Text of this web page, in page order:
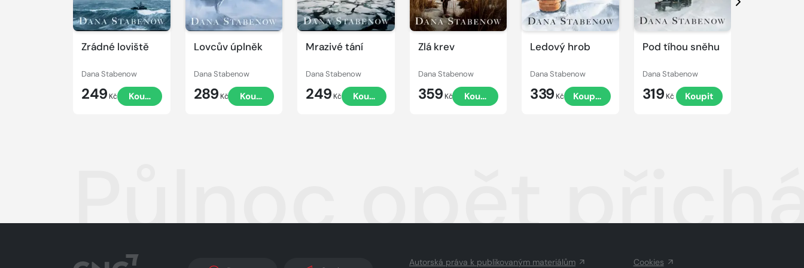
Zrádné loviště
Dana Stabenow
249 Kč Koupit
Lovcův úplněk
Dana Stabenow
289 Kč Koupit
Mrazivé tání
Dana Stabenow
249 Kč Koupit
Zlá krev
Dana Stabenow
359 Kč Koupit
Ledový hrob
Dana Stabenow
339 Kč Koupit
Pod tíhou sněhu
Dana Stabenow
319 Kč Koupit
Další
Půlnoc opět
Autorská práva k publikovaným materiálům Cookies